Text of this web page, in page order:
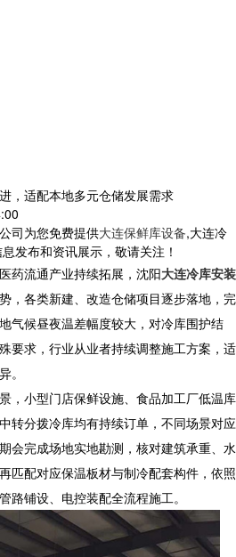
，适配本地多元仓储发展需求
司为您免费提供大连保鲜库设备,大连冷
发布和资讯展示，敬请关注！
药流通产业持续拓展， 沈阳大连冷库安装
，各类新建、改造仓储项目逐步落地，完
气候昼夜温差幅度较大，对冷库围护结
要求，行业从业者持续调整施工方案，适
。
，小型门店保鲜设施、食品加工厂低温库
转分拨冷库均有持续订单，不同场景对应
会完成场地实地勘测，核对建筑承重、水
匹配对应保温板材与制冷配套构件，依照
路铺设、电控装配全流程施工。